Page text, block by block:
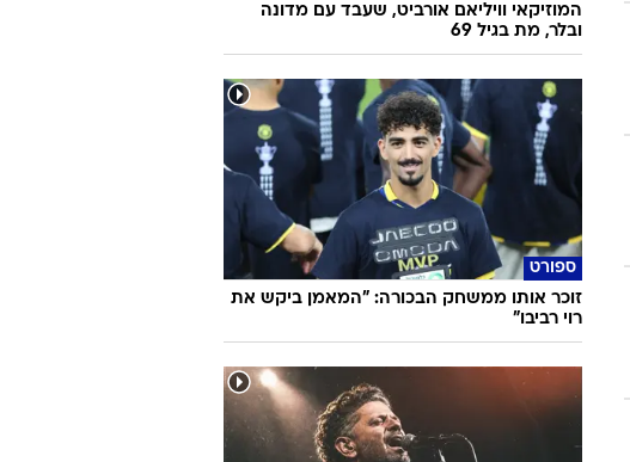
המוזיקאי וויליאם אורביט, שעבד עם מדונה
ובלר, מת בגיל 69
ספורט
זוכר אותו ממשחק הבכורה: "המאמן ביקש את
רוי רביבו"